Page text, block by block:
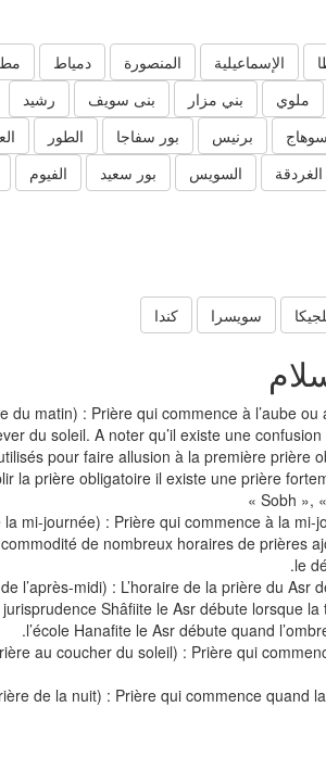
الإسماعيلية المنصورة دمياط
ملوي بني مزار بنى سويف
رشيد
سوهاج برنيس بور سفاجا الطور
الغردقة السويس بور سعيد الفيوم
سويسرا كندا
du matin) : Prière qui commence à l’aube
du soleil. A noter qu’il existe une
pour faire allusion à la première prière
la prière obligatoire il existe une prière
Sobh »,
mi-journée) : Prière qui commence à la
de nombreux horaires de prières
le
l’après-midi) : L’horaire de la prière du Asr
jurisprudence Shâfiite le Asr débute lorsque
l’école Hanafite le Asr débute quand
au coucher du soleil) : Prière qui
de la nuit) : Prière qui commence quand